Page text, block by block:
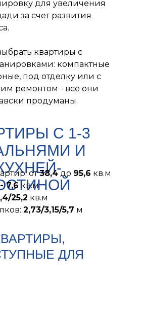
для увеличения
за счет развития
квартиры с
компактные
под отделку или с
ремонтом - все они
продуманы.
С 1-3
И
от38,4до 95,6 кв.м
7,6 кв.м
25,2 кв.м
2,73/3,15/5,7 м
ДЛЯ